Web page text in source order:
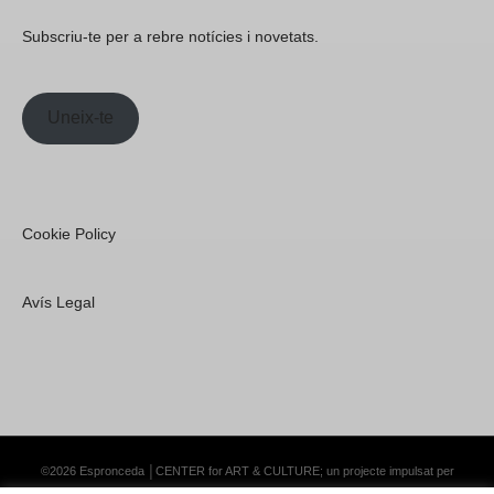
Subscriu-te per a rebre notícies i novetats.
Uneix-te
Cookie Policy
Avís Legal
©2026 Espronceda │CENTER for ART & CULTURE; un projecte impulsat per